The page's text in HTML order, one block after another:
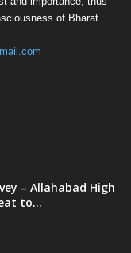
of Bharat.
– Allahabad High
to...